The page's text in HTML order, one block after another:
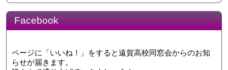
Facebook
ページに「いいね！」をすると遠賀高校同窓会からのお知
らせが届きます。